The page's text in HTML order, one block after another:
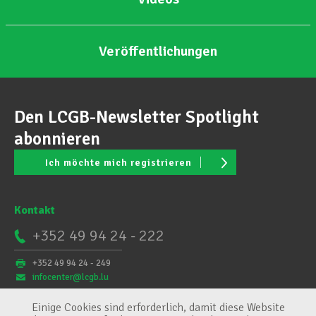
Veröffentlichungen
Den LCGB-Newsletter Spotlight
abonnieren
Ich möchte mich registrieren
Kontakt
+352 49 94 24 - 222
+352 49 94 24 - 249
infocenter@lcgb.lu
Einige Cookies sind erforderlich, damit diese Website